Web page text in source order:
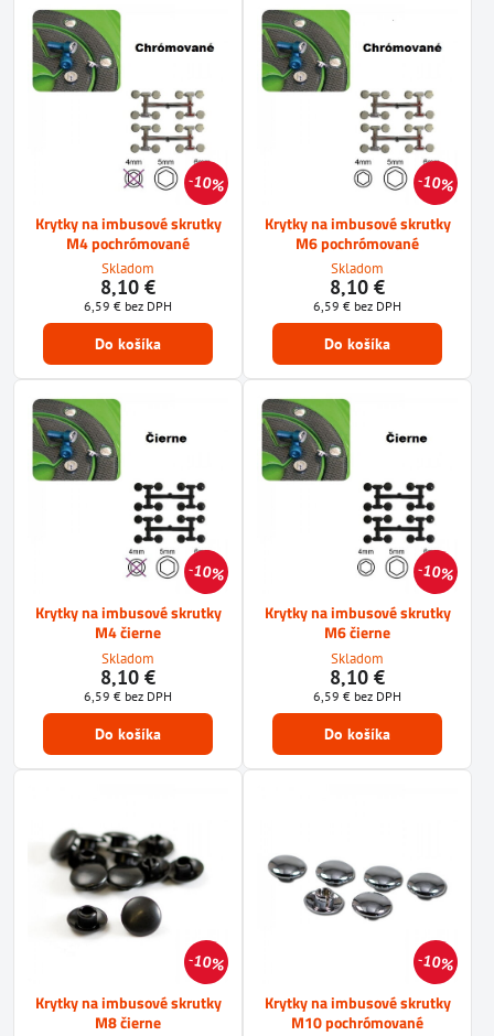
10%
Krytky na imbusové skrutky
M4 pochrómované
Skladom
8,10 €
6,59 € bez DPH
Do košíka
10%
Krytky na imbusové skrutky
M6 pochrómované
Skladom
8,10 €
6,59 € bez DPH
Do košíka
10%
Krytky na imbusové skrutky
M4 čierne
Skladom
8,10 €
6,59 € bez DPH
Do košíka
10%
Krytky na imbusové skrutky
M6 čierne
Skladom
8,10 €
6,59 € bez DPH
Do košíka
10%
Krytky na imbusové skrutky
M8 čierne
10%
Krytky na imbusové skrutky
M10 pochrómované